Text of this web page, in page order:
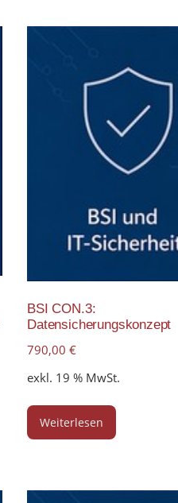
BSI CON.3:
Datensicherungskonzept
790,00€
exkl. 19 % MwSt.
Weiterlesen